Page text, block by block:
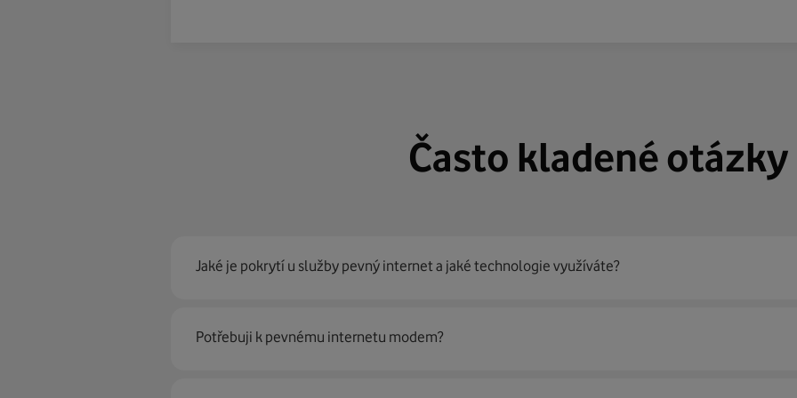
Často kladené otázky
Jaké je pokrytí u služby pevný internet a jaké technologie využíváte?
Pevný internet můžeme nabídnout99 % českých domácností
prostřednictvím několika
Potřebuji k pevnému internetu modem?